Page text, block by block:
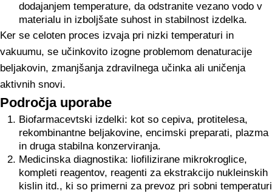
dodajanjem temperature, da odstranite vezano vodo v
materialu in izboljšate suhost in stabilnost izdelka.
Ker se celoten proces izvaja pri nizki temperaturi in
vakuumu, se učinkovito izogne problemom denaturacije
beljakovin, zmanjšanja zdravilnega učinka ali uničenja
aktivnih snovi.
Področja uporabe
Biofarmacevtski izdelki: kot so cepiva, protitelesa,
rekombinantne beljakovine, encimski preparati, plazma
in druga stabilna konzerviranja.
Medicinska diagnostika: liofilizirane mikrokroglice,
kompleti reagentov, reagenti za ekstrakcijo nukleinskih
kislin itd., ki so primerni za prevoz pri sobni temperaturi